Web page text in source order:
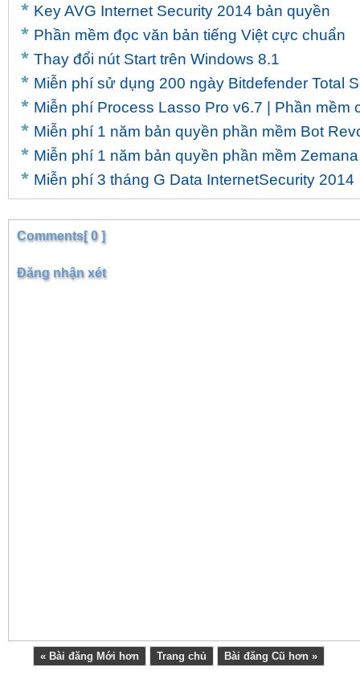
Key AVG Internet Security 2014 bản quyền
Phần mềm đọc văn bản tiếng Việt cực chuẩn
Thay đổi nút Start trên Windows 8.1
Miễn phí sử dụng 200 ngày Bitdefender Total
Miễn phí Process Lasso Pro v6.7 | Phần mềm
Miễn phí 1 năm bản quyền phần mềm Bot
Miễn phí 1 năm bản quyền phần mềm
Miễn phí 3 tháng G Data InternetSecurity 2014
Comments[ 0 ]
Đăng nhận xét
« Bài đăng Mới hơn Trang chủ Bài đăng Cũ hơn »